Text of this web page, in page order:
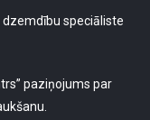
dzemdību speciāliste
paziņojums par